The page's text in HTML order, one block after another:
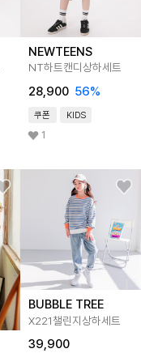
NEWTEENS
NT하트캔디상하세트
28,900 56%
쿠폰 KIDS
1
BUBBLE TREE
X221챌린지상하세트
39,900